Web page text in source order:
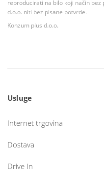
reproducirati na bilo koji način bez
d.o.o. niti bez pisane potvrde.
Konzum plus d.o.o.
Usluge
Internet trgovina
Dostava
Drive In